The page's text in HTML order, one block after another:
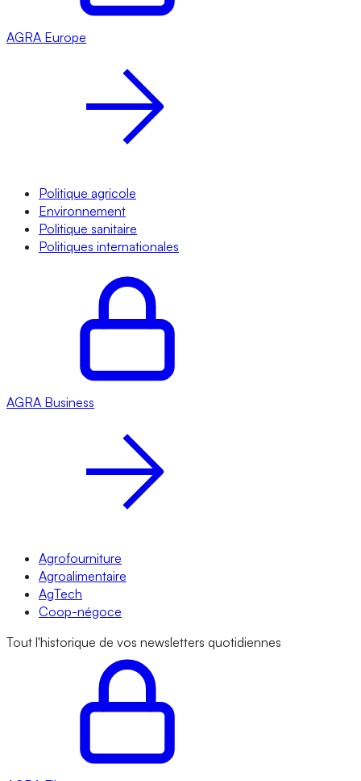
AGRA Europe
Politique agricole
Environnement
Politique sanitaire
Politiques internationales
AGRA Business
Agrofourniture
Agroalimentaire
AgTech
Coop-négoce
Tout l'historique de vos newsletters quotidiennes